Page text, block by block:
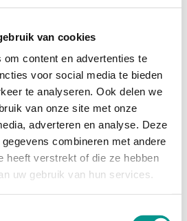
van cookies
om content en advertenties te
voor social media te bieden
te analyseren. Ook delen we
van onze site met onze
adverteren en analyse. Deze
combineren met andere
heeft verstrekt of die ze hebben
uw gebruik van hun services.
door een ervaren
coaching en
werkomgeving vol
mensen uit verschillende